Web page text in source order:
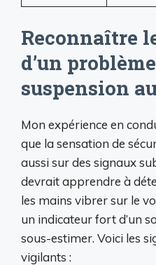
Reconnaître
d’un
suspension
Mon expérience en
que la sensation de
aussi sur des signaux
devrait apprendre à
les mains vibrer sur le
un indicateur fort d’un
sous-estimer. Voici les
vigilants :